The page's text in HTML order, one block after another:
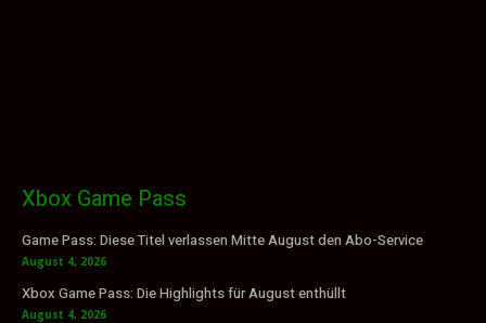
Xbox Game Pass
Game Pass: Diese Titel verlassen Mitte August den Abo-Service
August 4, 2026
Xbox Game Pass: Die Highlights für August enthüllt
August 4, 2026